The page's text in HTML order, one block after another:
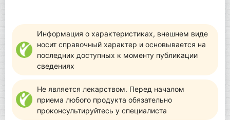
Информация о характеристиках, внешнем виде
носит справочный характер и основывается на
последних доступных к моменту публикации
сведениях
Не является лекарством. Перед началом
приема любого продукта обязательно
проконсультируйтесь у специалиста